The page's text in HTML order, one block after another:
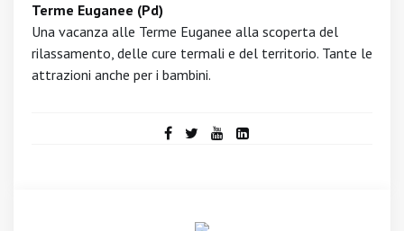
Terme Euganee (Pd)
Una vacanza alle Terme Euganee alla scoperta del
rilassamento, delle cure termali e del territorio. Tante le
attrazioni anche per i bambini.